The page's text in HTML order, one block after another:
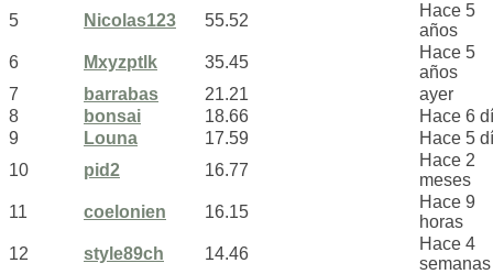
5
Nicolas123 55.52
Hace 5
años
6
Mxyzptlk 35.45
Hace 5
años
7
barrabas 21.21
ayer
8
bonsai 18.66
Hace 6
9
Louna 17.59
Hace 5
10
pid2 16.77
Hace 2
meses
11
coelonien 16.15
Hace 9
horas
12
style89ch 14.46
Hace 4
semanas